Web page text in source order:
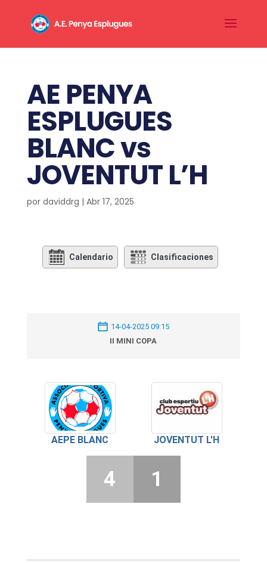
AE PENYA
ESPLUGUES
BLANC vs
JOVENTUT L’H
por daviddrg | Abr 17, 2025
Calendario Clasificaciones
14-04-2025 09:15
II MINI COPA
AEPE BLANC JOVENTUT L'H
4 1